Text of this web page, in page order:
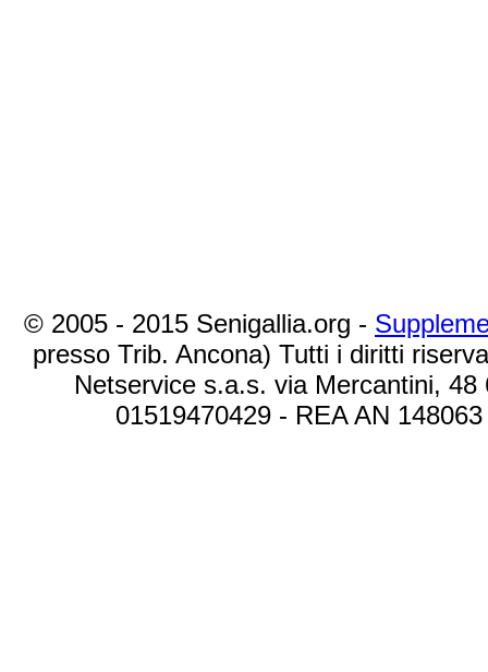
© 2005 - 2015 Senigallia.org -
presso Trib. Ancona) Tutti i diritti
Netservice s.a.s. via Mercantini,
01519470429 - REA AN